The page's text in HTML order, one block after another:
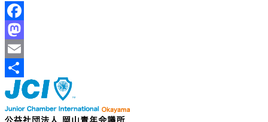
Facebook
Mastodon
Email
共
有